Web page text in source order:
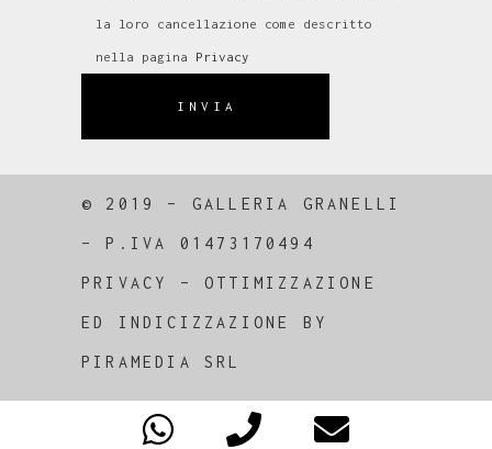
la loro cancellazione come descritto
nella pagina Privacy
INVIA
© 2019 – GALLERIA GRANELLI
–P.IVA 01473170494
PRIVACY –OTTIMIZZAZIONE
ED INDICIZZAZIONE BY
PIRAMEDIA SRL